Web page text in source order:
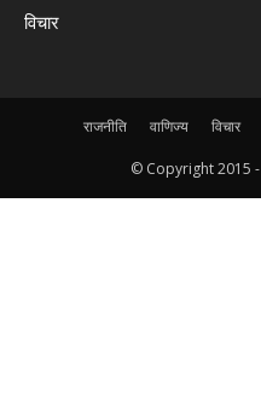
विचार
राजनीति वाणिज्य विचार
© Copyright 2015 -